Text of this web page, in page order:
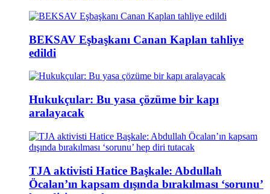
BEKSAV Eşbaşkanı Canan Kaplan tahliye
edildi
Hukukçular: Bu yasa çözüme bir kapı
aralayacak
TJA aktivisti Hatice Başkale: Abdullah
Öcalan’ın kapsam dışında bırakılması ‘sorunu’